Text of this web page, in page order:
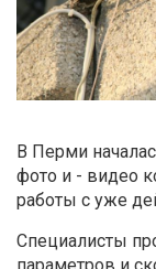
В Перми
фото и - видео
работы с уже
Специалисты